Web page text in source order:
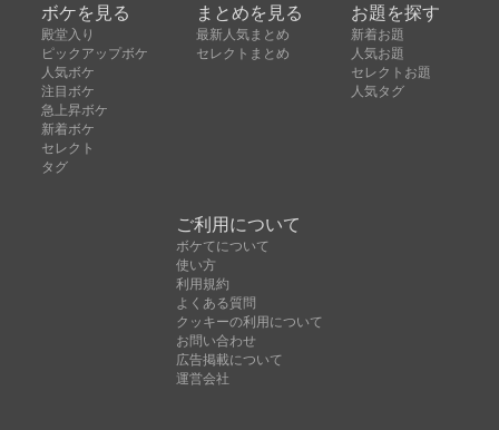
ボケを見る
殿堂入り
ピックアップボケ
人気ボケ
注目ボケ
急上昇ボケ
新着ボケ
セレクト
タグ
まとめを見る
最新人気まとめ
セレクトまとめ
お題を探す
新着お題
人気お題
セレクトお題
人気タグ
ご利用について
ボケてについて
使い方
利用規約
よくある質問
クッキーの利用について
お問い合わせ
広告掲載について
運営会社